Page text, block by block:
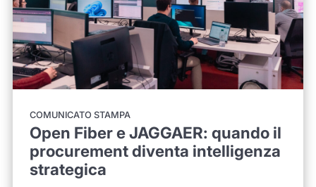
COMUNICATO STAMPA
Open Fiber e JAGGAER: quando il
procurement diventa intelligenza
strategica